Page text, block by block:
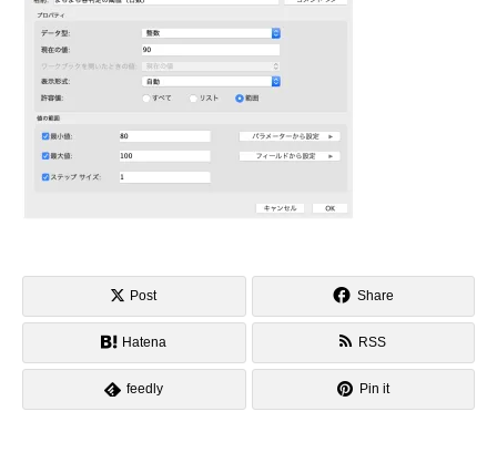
Post Share
Hatena RSS
feedly Pin it